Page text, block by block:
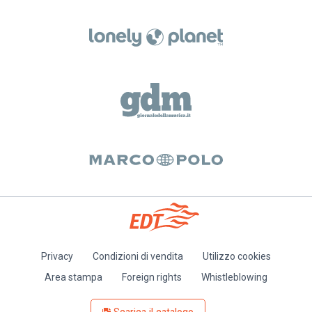
Privacy Condizioni di vendita
Utilizzo cookies
Area stampa
Foreign rights Whistleblowing